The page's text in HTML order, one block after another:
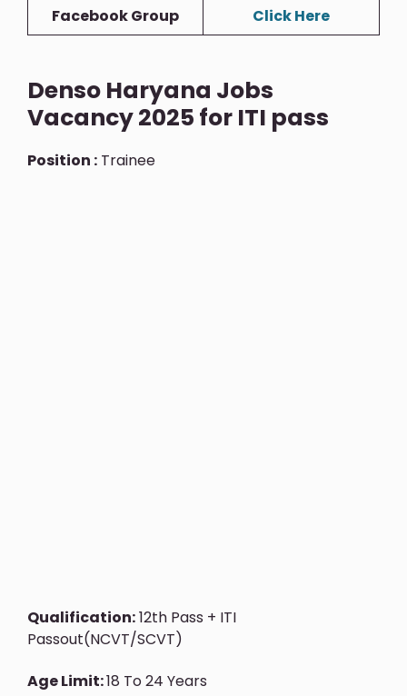
Facebook Group Click Here
Denso Haryana Jobs
Vacancy 2025 for ITI pass
Position : Trainee
Qualification:12th Pass + ITI
Passout(NCVT/SCVT)
Age Limit:18 To 24 Years